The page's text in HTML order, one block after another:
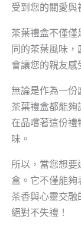
受到您的關愛與
茶葉禮盒不僅
同的茶葉風味
會讓您的親友感
無論是作為一份
茶葉禮盒都能
在品嚐著這份禮
味。
所以，當您想
盒。它不僅能
茶香與心靈交
絕對不失禮！